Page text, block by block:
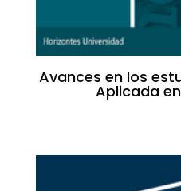
Avances en los
Aplicada